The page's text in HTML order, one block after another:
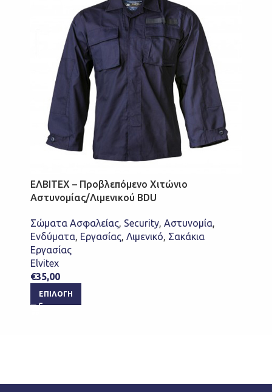
ΕΛΒΙΤΕΧ – Προβλεπόμενο Χιτώνιο
Αστυνομίας/Λιμενικού BDU
Σώματα Ασφαλείας, Security, Αστυνομία,
Ενδύματα, Εργασίας, Λιμενικό, Σακάκια
Εργασίας
Elvitex
€35,00
ΕΠΙΛΟΓΉ